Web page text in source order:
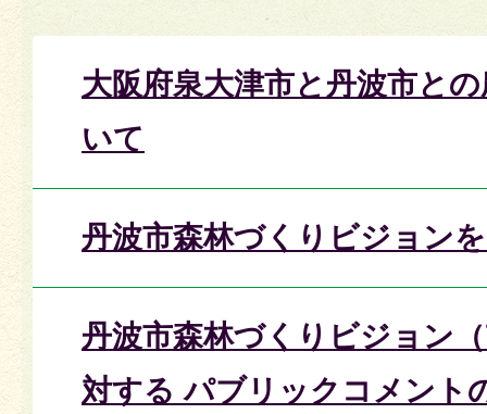
大阪府泉大津市と丹波市と
いて
丹波市森林づくりビジョン
丹波市森林づくりビジョン
対する パブリックコメント